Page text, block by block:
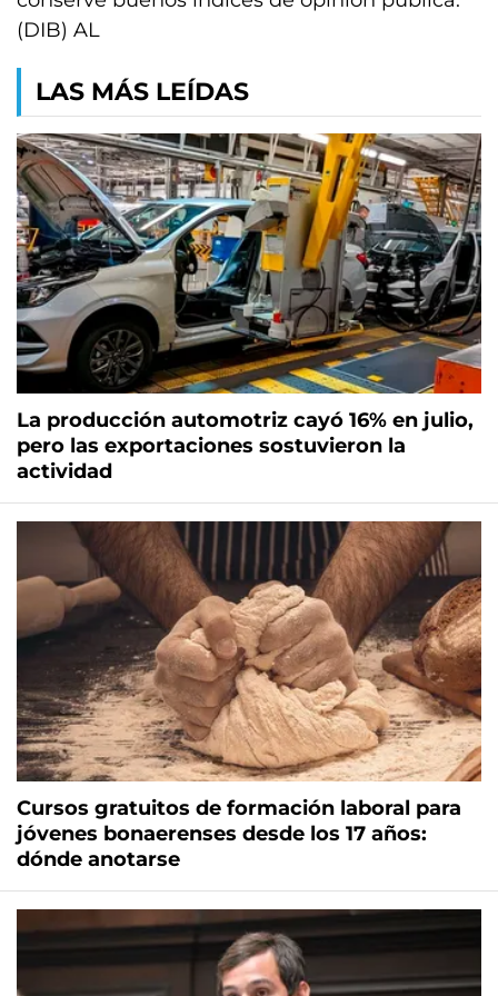
(DIB) AL
LAS MÁS LEÍDAS
La producción automotriz cayó 16% en julio,
pero las exportaciones sostuvieron la
actividad
Cursos gratuitos de formación laboral para
jóvenes bonaerenses desde los 17 años:
dónde anotarse